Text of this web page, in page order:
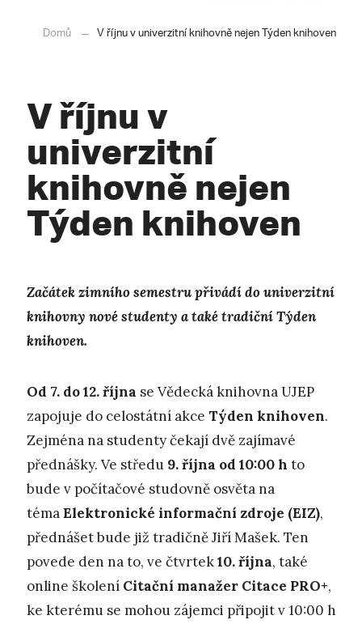
Domů V říjnu v univerzitní knihovně nejen Týden knihoven
V říjnu v
univerzitní
knihovně nejen
Týden knihoven
Začátek zimního semestru přivádí do univerzitní
knihovny nové studenty a také tradiční Týden
knihoven.
Od 7. do 12. října se Vědecká knihovna UJEP
zapojuje do celostátní akce Týden knihoven.
Zejména na studenty čekají dvě zajímavé
přednášky. Ve středu 9. října od 10:00h to
bude v počítačové studovně osvěta na
témaElektronické informační zdroje (EIZ),
přednášet bude již tradičně Jiří Mašek. Ten
povede den na to, ve čtvrtek10. října, také
online školení Citační manažer Citace PRO+,
ke kterému se mohou zájemci připojit v 10:00 h